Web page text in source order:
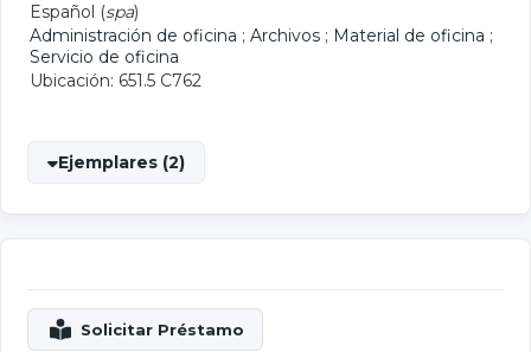
Español (spa)
Administración de oficina ; Archivos ; Material de oficina ;
Servicio de oficina
Ubicación: 651.5 C762
Ejemplares (2)